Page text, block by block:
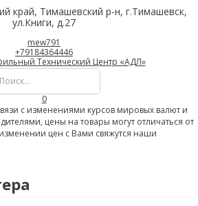
край, Тимашевский р-н, г.Тимашевск,
ул.Книги, д.27
mew791
+79184364446
0